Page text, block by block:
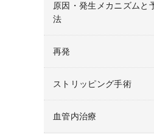
原因・発生メカニズムと
法
再発
ストリッピング手術
血管内治療